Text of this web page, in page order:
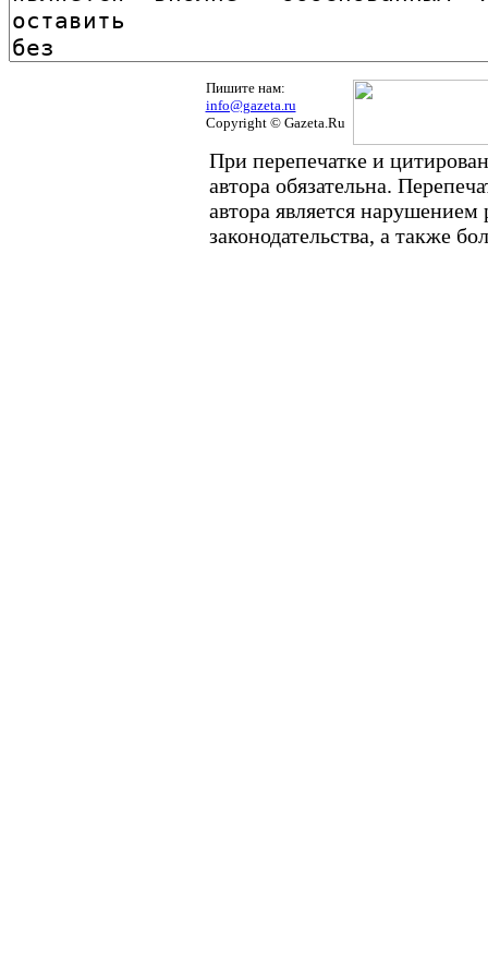
Пишите нам:
info@gazeta.ru
Copyright © Gazeta.Ru
При перепечатке и
автора обязательна.
автора является
законодательства, а также